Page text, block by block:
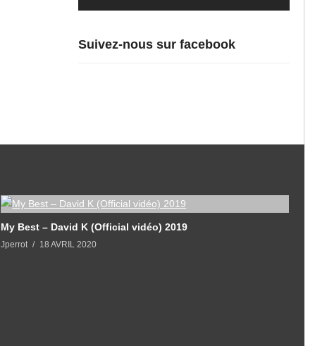
Suivez-nous sur facebook
My Best – David K (Official vidéo) 2019
Jperrot 18 AVRIL 2020